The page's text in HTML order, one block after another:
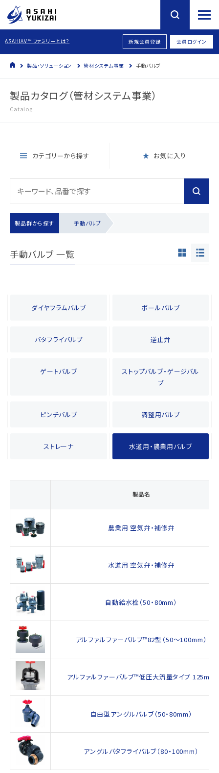
ASAHIAV™ ファミリーとは？ 新規会員登録 会員ログイン
製品・ソリューション 管材システム事業 手動バルブ
製品カタログ（管材システム事業）
Catalog
カテゴリーから探す お気に入り
製品群から探す 手動バルブ
手動バルブ 一覧
ダイヤフラムバルブ ボールバルブ
バタフライバルブ 逆止弁
ゲートバルブ
ストップバルブ・ゲージバル
ブ
ピンチバルブ 調整用バルブ
ストレーナ 水道用・農業用バルブ
製品名
農業用 空気弁・補修弁
水道用 空気弁・補修弁
自動給水栓（50・80mm）
アルファルファーバルブ™82型（50～100mm）
アルファルファーバルブ™低圧大流量タイプ 125mm
自由型アングルバルブ（50・80mm）
アングルバタフライバルブ（80・100mm）